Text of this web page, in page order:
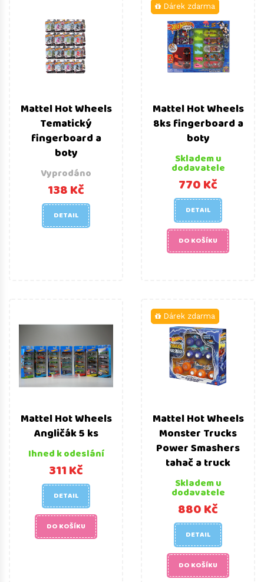
Mattel Hot Wheels
Tematický
fingerboard a
boty
Vyprodáno
138 Kč
DETAIL
Dárek zdarma
Mattel Hot Wheels
8ks fingerboard a
boty
Skladem u
dodavatele
770 Kč
DETAIL
DO KOŠÍKU
Mattel Hot Wheels
Angličák 5 ks
Ihned k odeslání
311 Kč
DETAIL
DO KOŠÍKU
Dárek zdarma
Mattel Hot Wheels
Monster Trucks
Power Smashers
tahač a truck
Skladem u
dodavatele
880 Kč
DETAIL
DO KOŠÍKU